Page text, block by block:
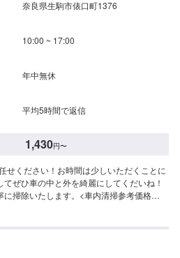
奈良県生駒市俵口町1376
10:00 ~ 17:00
年中無休
平均5時間で返信
1,430円〜
せください！お時間は少しいただくことに
ぜひ車の中と外を綺麗にしてくだいね！
掃除いたします。<車内清掃参考価格